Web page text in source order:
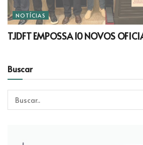
NOTÍCIAS
TJDFT EMPOSSA 10 NOVOS
Buscar